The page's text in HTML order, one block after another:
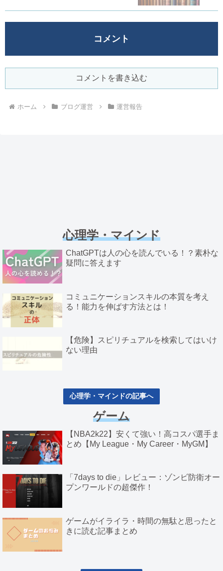
コメント
コメントを書き込む
ホーム ブログ運営 運営報告
心理学・マインド
ChatGPTは人の心を読んでいる！？素朴な
疑問に答えます
コミュニケーションスキルの本質を考え
る！能力を伸ばす方法とは！
【危険】スピリチュアルを検索してはいけ
ない理由
心理学・マインドの記事へ
ゲーム
【NBA2k22】安くて強い！高コスパ選手ま
とめ【My League・My Career・MyGM】
「7days to die」レビュー：ゾンビ防衛オー
プンワールドの超傑作！
ゲームがイライラ・時間の無駄と思ったと
きに読む記事まとめ